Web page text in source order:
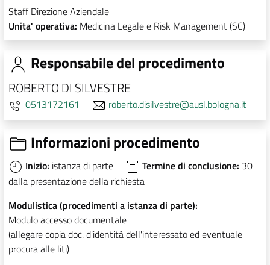
Staff Direzione Aziendale
Unita' operativa: Medicina Legale e Risk Management (SC)
Responsabile del procedimento
ROBERTO DI SILVESTRE
0513172161 roberto.disilvestre@ausl.bologna.it
Informazioni procedimento
Inizio: istanza di parte Termine di conclusione: 30
dalla presentazione della richiesta
Modulistica (procedimenti a istanza di parte):
Modulo accesso documentale
(allegare copia doc. d'identità dell'interessato ed eventuale
procura alle liti)